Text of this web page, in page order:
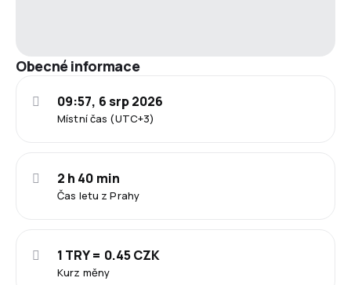
Obecné informace
Místní čas (UTC+3)
09:57, 6 srp 2026
Čas letu z Prahy
2 h 40 min
Kurz měny
1 TRY = 0.45 CZK